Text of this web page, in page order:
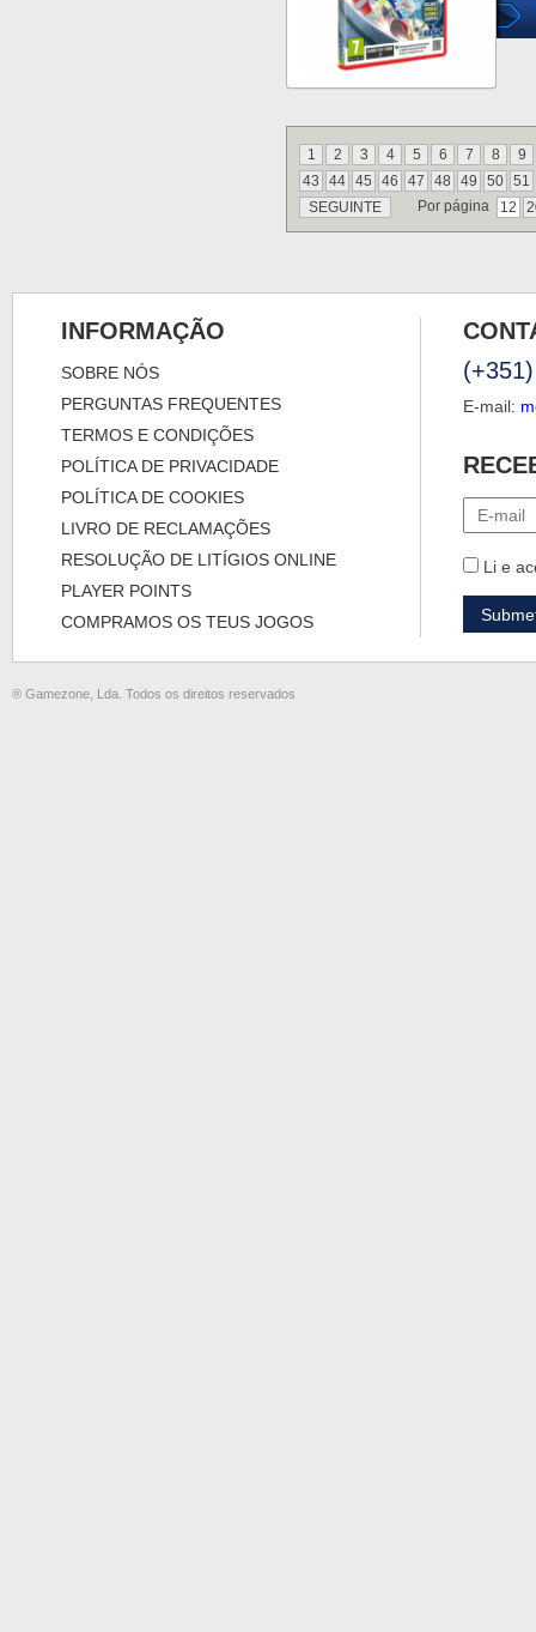
1 2 3 4 5 6 7 8
9
43
44 45 46 47 48 49 50 51
SEGUINTE
Por página 12
INFORMAÇÃO
SOBRE NÓS
PERGUNTAS FREQUENTES
TERMOS E CONDIÇÕES
POLÍTICA DE PRIVACIDADE
POLÍTICA DE COOKIES
LIVRO DE RECLAMAÇÕES
RESOLUÇÃO DE LITÍGIOS ONLINE
PLAYER POINTS
COMPRAMOS OS TEUS JOGOS
E-mail:
Li e
® Gamezone, Lda. Todos os direitos reservados